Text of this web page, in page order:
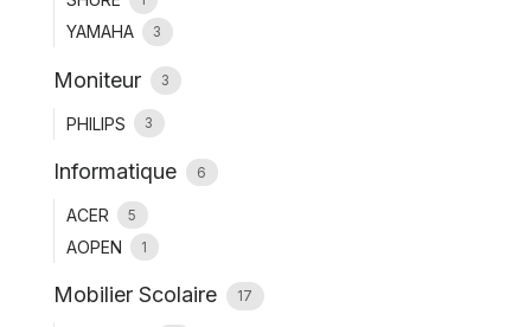
YAMAHA 3
Moniteur 3
PHILIPS 3
Informatique 6
ACER 5
AOPEN 1
Mobilier Scolaire 17